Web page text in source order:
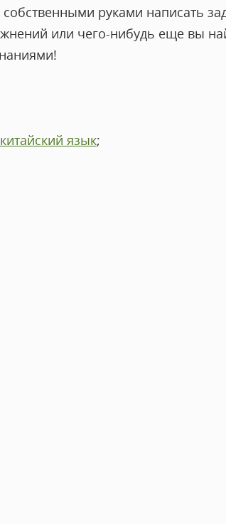
руками написать
или чего-нибудь еще вы
язык;